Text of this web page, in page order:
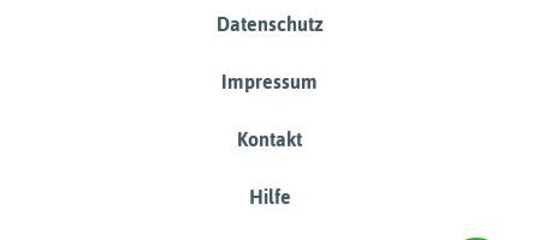
Datenschutz
Impressum
Kontakt
Hilfe